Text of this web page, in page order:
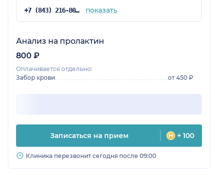
+7 (843) 216-80-34 показать
Анализ на пролактин
800 ₽
Оплачивается отдельно:
Забор крови
от 450 ₽
Записаться на прием + 100
Клиника перезвонит сегодня после 09:00